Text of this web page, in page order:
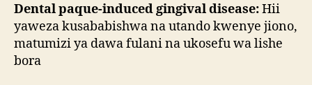
Dental paque-induced gingival disease:Hii
yaweza kusababishwa na utando kwenye jiono,
matumizi ya dawa fulani na ukosefu wa lishe
bora